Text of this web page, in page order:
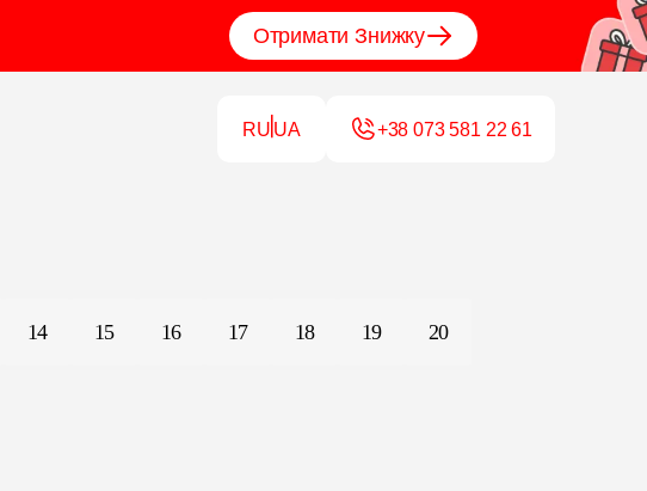
Отримати Знижку
RU UA +38 073 581 22 61
14 15 16 17 18 19 20